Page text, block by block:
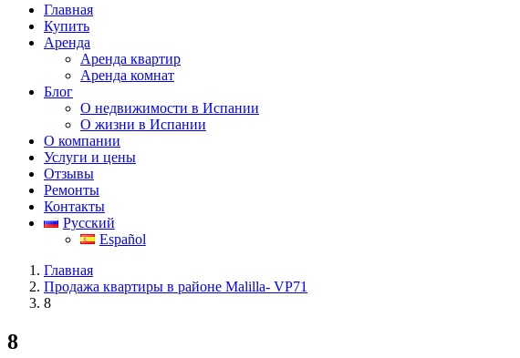
Главная
Купить
Аренда
Аренда квартир
Аренда комнат
Блог
О недвижимости в Испании
О жизни в Испании
О компании
Услуги и цены
Отзывы
Ремонты
Контакты
Русский
Español
Главная
Продажа квартиры в районе Malilla- VP71
8
8